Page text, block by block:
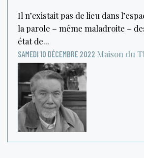
Il n’existait pas de lieu dans
la parole – même maladroite –
état de...
SAMEDI 10 DÉCEMBRE 2022 Maison du